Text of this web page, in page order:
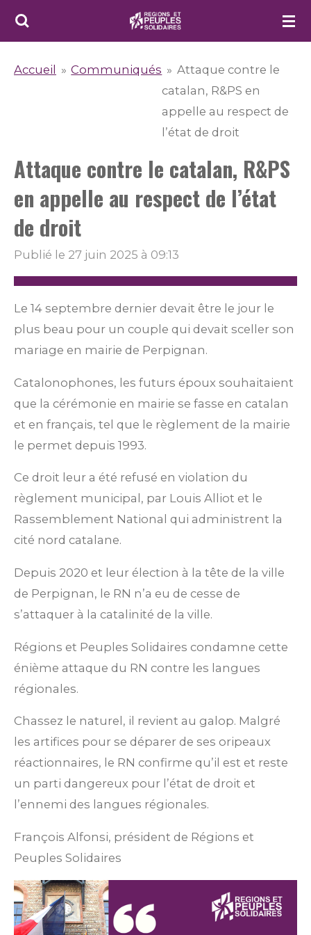
Passer
principal
Accueil » Communiqués » Attaque contre le
catalan, R&PS en
appelle au respect de
l’état de droit
Attaque contre le catalan, R&PS
en appelle au respect de l’état
de droit
Publié le 27 juin 2025 à 09:13
Le 14 septembre dernier devait être le jour le
plus beau pour un couple qui devait sceller son
mariage en mairie de Perpignan.
Catalonophones, les futurs époux souhaitaient
que la cérémonie en mairie se fasse en catalan
et en français, tel que le règlement de la mairie
le permet depuis 1993.
Ce droit leur a été refusé en violation du
règlement municipal, par Louis Alliot et le
Rassemblement National qui administrent la
cité nord catalane.
Depuis 2020 et leur élection à la tête de la ville
de Perpignan, le RN n’a eu de cesse de
s’attaquer à la catalinité de la ville.
Régions et Peuples Solidaires condamne cette
énième attaque du RN contre les langues
régionales.
Chassez le naturel, il revient au galop. Malgré
les artifices pour se déparer de ses oripeaux
réactionnaires, le RN confirme qu’il est et reste
un parti dangereux pour l’état de droit et
l’ennemi des langues régionales.
François Alfonsi, président de Régions et
Peuples Solidaires